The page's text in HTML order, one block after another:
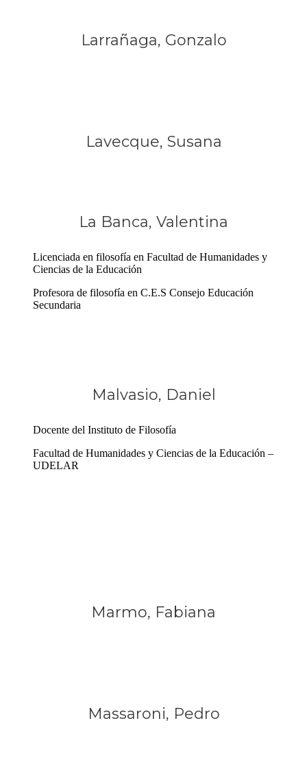
Larrañaga, Gonzalo
Lavecque, Susana
La Banca, Valentina
Licenciada en filosofía en Facultad de Humanidades y
Ciencias de la Educación
Profesora de filosofía en C.E.S Consejo Educación
Secundaria
Malvasio, Daniel
Docente del Instituto de Filosofía
Facultad de Humanidades y Ciencias de la Educación –
UDELAR
Marmo, Fabiana
Massaroni, Pedro